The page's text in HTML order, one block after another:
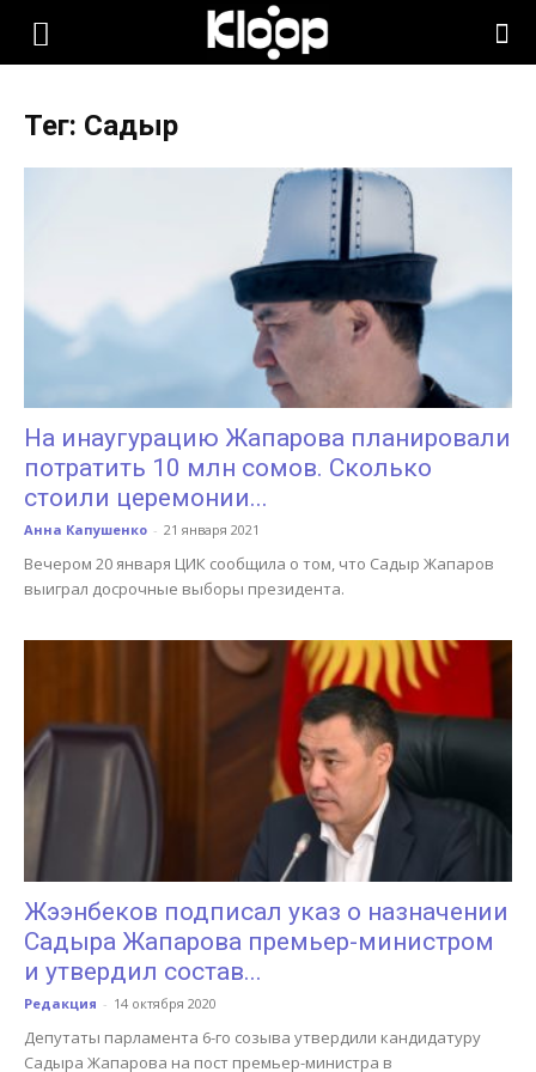
KLOOP.KG
Кыргызстана
Тег: Садыр
На инаугурацию Жапарова планировали
потратить 10 млн сомов. Сколько
стоили церемонии...
Анна Капушенко - 21 января 2021
Вечером 20 января ЦИК сообщила о том, что Садыр Жапаров
выиграл досрочные выборы президента.
Жээнбеков подписал указ о назначении
Садыра Жапарова премьер-министром
и утвердил состав...
Редакция - 14 октября 2020
Депутаты парламента 6-го созыва утвердили кандидатуру
Садыра Жапарова на пост премьер-министра в